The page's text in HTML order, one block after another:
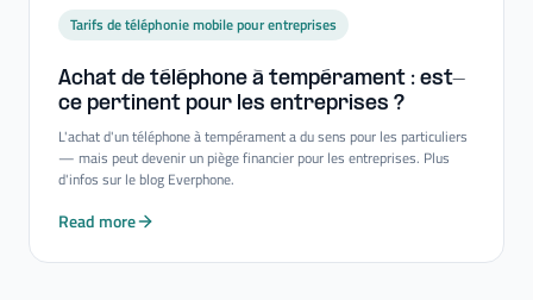
Tarifs de téléphonie mobile pour entreprises
Achat de téléphone à tempérament : est-​
ce pertinent pour les entreprises ?
L'achat d'un téléphone à tempérament a du sens pour les particuliers
— mais peut devenir un piège financier pour les entreprises. Plus
d'infos sur le blog Everphone.
Read more